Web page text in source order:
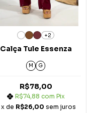
+2
Calça Tule Essenza
M G
R$78,00
R$74,88 com Pix
x de R$26,00 sem juros